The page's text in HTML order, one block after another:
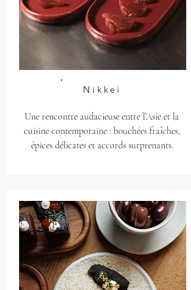
Nikkei
Une rencontre audacieuse entre l’Asie et la
cuisine contemporaine : bouchées fraîches,
épices délicates et accords surprenants.